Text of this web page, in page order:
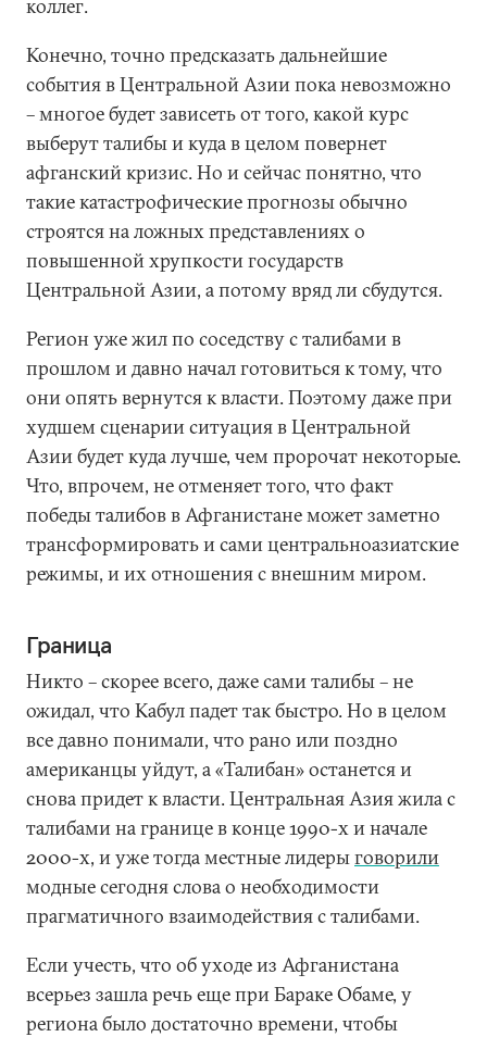
коллег.
Конечно, точно предсказать дальнейшие
события в Центральной Азии пока невозможно
– многое будет зависеть от того, какой курс
выберут талибы и куда в целом повернет
афганский кризис. Но и сейчас понятно, что
такие катастрофические прогнозы обычно
строятся на ложных представлениях о
повышенной хрупкости государств
Центральной Азии, а потому вряд ли сбудутся.
Регион уже жил по соседству с талибами в
прошлом и давно начал готовиться к тому, что
они опять вернутся к власти. Поэтому даже при
худшем сценарии ситуация в Центральной
Азии будет куда лучше, чем пророчат некоторые.
Что, впрочем, не отменяет того, что факт
победы талибов в Афганистане может заметно
трансформировать и сами центральноазиатские
режимы, и их отношения с внешним миром.
Граница
Никто – скорее всего, даже сами талибы – не
ожидал, что Кабул падет так быстро. Но в целом
все давно понимали, что рано или поздно
американцы уйдут, а «Талибан» останется и
снова придет к власти. Центральная Азия жила с
талибами на границе в конце 1990-х и начале
2000-х, и уже тогда местные лидерыговорили
модные сегодня слова о необходимости
прагматичного взаимодействия с талибами.
Если учесть, что об уходе из Афганистана
всерьез зашла речь еще при Бараке Обаме, у
региона было достаточно времени, чтобы